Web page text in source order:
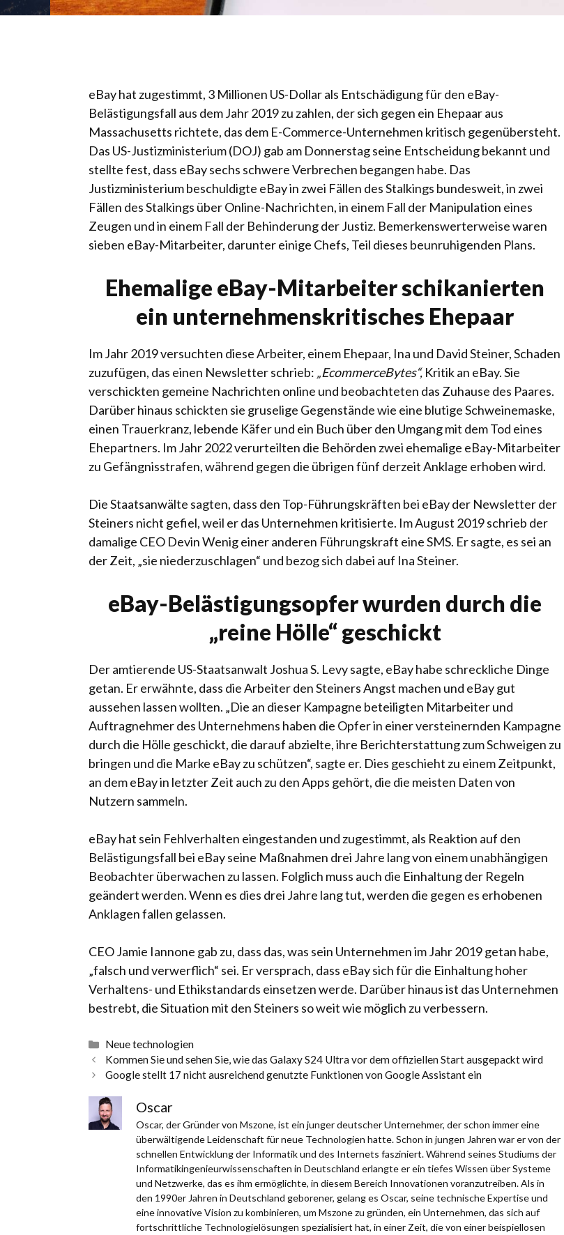
eBay hat zugestimmt, 3 Millionen US-Dollar als Entschädigung für den eBay-
Belästigungsfall aus dem Jahr 2019 zu zahlen, der sich gegen ein Ehepaar aus
Massachusetts richtete, das dem E-Commerce-Unternehmen kritisch gegenübersteht.
Das US-Justizministerium (DOJ) gab am Donnerstag seine Entscheidung bekannt und
stellte fest, dass eBay sechs schwere Verbrechen begangen habe. Das
Justizministerium beschuldigte eBay in zwei Fällen des Stalkings bundesweit, in zwei
Fällen des Stalkings über Online-Nachrichten, in einem Fall der Manipulation eines
Zeugen und in einem Fall der Behinderung der Justiz. Bemerkenswerterweise waren
sieben eBay-Mitarbeiter, darunter einige Chefs, Teil dieses beunruhigenden Plans.
Ehemalige eBay-Mitarbeiter schikanierten
ein unternehmenskritisches Ehepaar
Im Jahr 2019 versuchten diese Arbeiter, einem Ehepaar, Ina und David Steiner, Schaden
zuzufügen, das einen Newsletter schrieb: „EcommerceBytes“, Kritik an eBay. Sie
verschickten gemeine Nachrichten online und beobachteten das Zuhause des Paares.
Darüber hinaus schickten sie gruselige Gegenstände wie eine blutige Schweinemaske,
einen Trauerkranz, lebende Käfer und ein Buch über den Umgang mit dem Tod eines
Ehepartners. Im Jahr 2022 verurteilten die Behörden zwei ehemalige eBay-Mitarbeiter
zu Gefängnisstrafen, während gegen die übrigen fünf derzeit Anklage erhoben wird.
Die Staatsanwälte sagten, dass den Top-Führungskräften bei eBay der Newsletter der
Steiners nicht gefiel, weil er das Unternehmen kritisierte. Im August 2019 schrieb der
damalige CEO Devin Wenig einer anderen Führungskraft eine SMS. Er sagte, es sei an
der Zeit, „sie niederzuschlagen“ und bezog sich dabei auf Ina Steiner.
eBay-Belästigungsopfer wurden durch die
„reine Hölle“ geschickt
Der amtierende US-Staatsanwalt Joshua S. Levy sagte, eBay habe schreckliche Dinge
getan. Er erwähnte, dass die Arbeiter den Steiners Angst machen und eBay gut
aussehen lassen wollten. „Die an dieser Kampagne beteiligten Mitarbeiter und
Auftragnehmer des Unternehmens haben die Opfer in einer versteinernden Kampagne
durch die Hölle geschickt, die darauf abzielte, ihre Berichterstattung zum Schweigen zu
bringen und die Marke eBay zu schützen“, sagte er. Dies geschieht zu einem Zeitpunkt,
an dem eBay in letzter Zeit auch zu den Apps gehört, die die meisten Daten von
Nutzern sammeln.
eBay hat sein Fehlverhalten eingestanden und zugestimmt, als Reaktion auf den
Belästigungsfall bei eBay seine Maßnahmen drei Jahre lang von einem unabhängigen
Beobachter überwachen zu lassen. Folglich muss auch die Einhaltung der Regeln
geändert werden. Wenn es dies drei Jahre lang tut, werden die gegen es erhobenen
Anklagen fallen gelassen.
CEO Jamie Iannone gab zu, dass das, was sein Unternehmen im Jahr 2019 getan habe,
„falsch und verwerflich“ sei. Er versprach, dass eBay sich für die Einhaltung hoher
Verhaltens- und Ethikstandards einsetzen werde. Darüber hinaus ist das Unternehmen
bestrebt, die Situation mit den Steiners so weit wie möglich zu verbessern.
Kategorien
Neue technologien
Kommen Sie und sehen Sie, wie das Galaxy S24 Ultra vor dem offiziellen Start ausgepackt wird
Google stellt 17 nicht ausreichend genutzte Funktionen von Google Assistant ein
Oscar
Oscar, der Gründer von Mszone, ist ein junger deutscher Unternehmer, der schon immer eine
überwältigende Leidenschaft für neue Technologien hatte. Schon in jungen Jahren war er von der
schnellen Entwicklung der Informatik und des Internets fasziniert. Während seines Studiums der
Informatikingenieurwissenschaften in Deutschland erlangte er ein tiefes Wissen über Systeme
und Netzwerke, das es ihm ermöglichte, in diesem Bereich Innovationen voranzutreiben. Als in
den 1990er Jahren in Deutschland geborener, gelang es Oscar, seine technische Expertise und
eine innovative Vision zu kombinieren, um Mszone zu gründen, ein Unternehmen, das sich auf
fortschrittliche Technologielösungen spezialisiert hat, in einer Zeit, die von einer beispiellosen